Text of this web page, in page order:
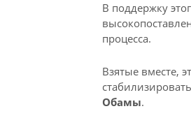
В поддержку
процесса.
Взятые вместе,
Обамы.